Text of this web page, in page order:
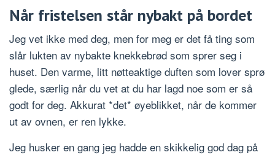
Når fristelsen står nybakt på bordet
Jeg vet ikke med deg, men for meg er det få ting som
slår lukten av nybakte knekkebrød som sprer seg i
huset. Den varme, litt nøtteaktige duften som lover sprø
glede, særlig når du vet at du har lagd noe som er så
godt for deg. Akkurat *det* øyeblikket, når de kommer
ut av ovnen, er ren lykke.
Jeg husker en gang jeg hadde en skikkelig god dag på